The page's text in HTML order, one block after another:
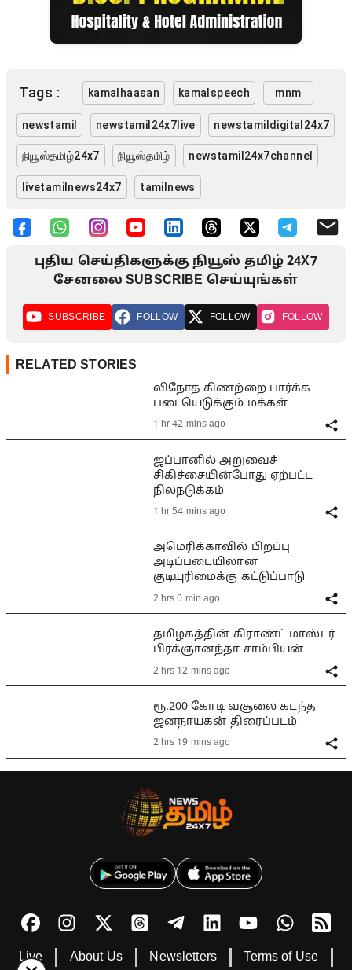
Tags : kamalhaasan kamalspeech mnm
newstamil newstamil24x7live newstamildigital24x7
நியூஸ்தமிழ்24x7 நியூஸ்தமிழ் newstamil24x7channel
livetamilnews24x7 tamilnews
புதிய செய்திகளுக்கு நியூஸ் தமிழ் 24X7
சேனலை SUBSCRIBE செய்யுங்கள்
SUBSCRIBE FOLLOW FOLLOW FOLLOW
RELATED STORIES
விநோத கிணற்றை பார்க்க
படையெடுக்கும் மக்கள்
1 hr 42 mins ago
ஜப்பானில் அறுவைச்
சிகிச்சையின்போது ஏற்பட்ட
நிலநடுக்கம்
1 hr 54 mins ago
அமெரிக்காவில் பிறப்பு
அடிப்படையிலான
குடியுரிமைக்கு கட்டுப்பாடு
2 hrs 0 min ago
தமிழகத்தின் கிராண்ட் மாஸ்டர்
பிரக்ஞானந்தா சாம்பியன்
2 hrs 12 mins ago
ரூ.200 கோடி வசூலை கடந்த
ஜனநாயகன் திரைப்படம்
2 hrs 19 mins ago
Live About Us Newsletters Terms of Use